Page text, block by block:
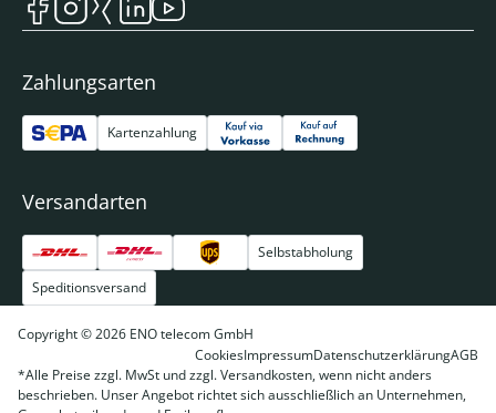
Zahlungsarten
Kartenzahlung
Versandarten
Selbstabholung
Speditionsversand
Copyright © 2026 ENO telecom GmbH
CookiesImpressumDatenschutzerklärungAGB
*Alle Preise zzgl. MwSt und zzgl. Versandkosten, wenn nicht anders
beschrieben. Unser Angebot richtet sich ausschließlich an Unternehmen,